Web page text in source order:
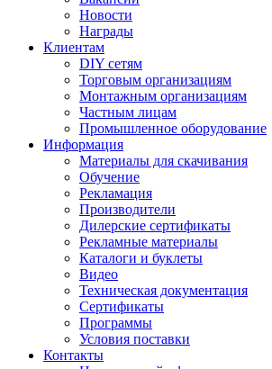
Новости
Награды
Клиентам
DIY сетям
Торговым организациям
Монтажным организациям
Частным лицам
Промышленное оборудование
Информация
Материалы для скачивания
Обучение
Рекламация
Производители
Дилерские сертификаты
Рекламные материалы
Каталоги и буклеты
Видео
Техническая документация
Сертификаты
Программы
Условия поставки
Контакты